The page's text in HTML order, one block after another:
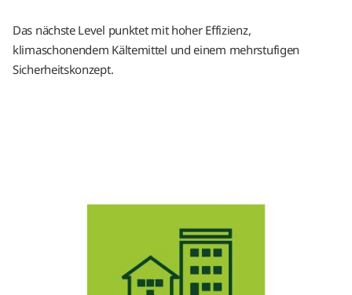
Das nächste Level punktet mit hoher Effizienz,
klimaschonendem Kältemittel und einem mehrstufigen
Sicherheitskonzept.